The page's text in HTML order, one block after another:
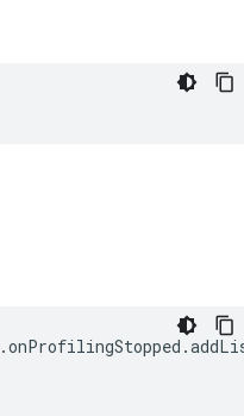
.onProfilingStopped .